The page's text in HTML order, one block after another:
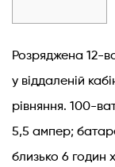
1
для
зарядки
батареї
за
Розряджена 12-
у віддаленій
рівняння. 100-
5,5 ампер;
близько 6 годин